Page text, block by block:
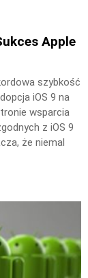
Apple
szybkość
iOS 9 na
wsparcia
z iOS 9
że niemal